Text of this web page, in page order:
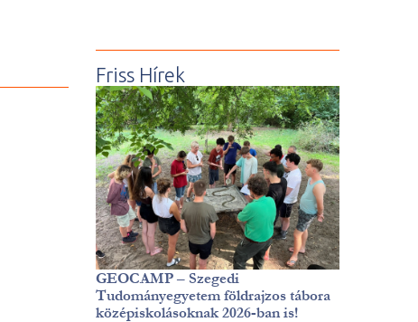
Friss Hírek
GEOCAMP – Szegedi
Tudományegyetem földrajzos tábora
középiskolásoknak 2026-ban is!